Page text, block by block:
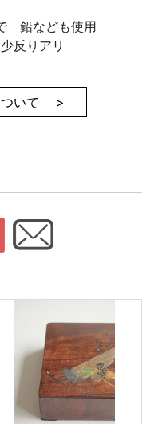
鉛なども使用
反りアリ
ついて >